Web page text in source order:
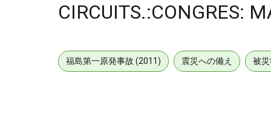
CIRCUITS.:CONGRES:
福島第一原発事故 (2011) 震災への備え 被災